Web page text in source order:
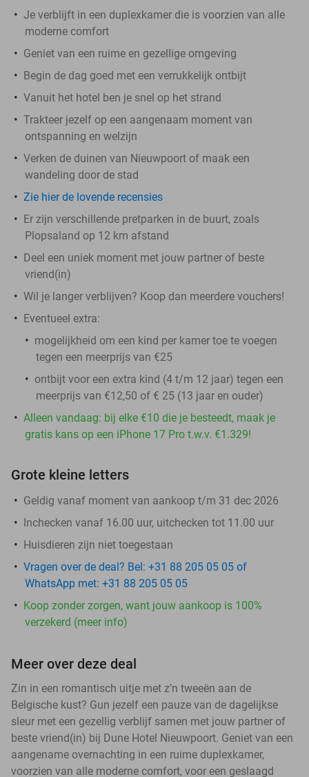
Je verblijft in een duplexkamer die is voorzien van alle
moderne comfort
Geniet van een ruime en gezellige omgeving
Begin de dag goed met een verrukkelijk ontbijt
Vanuit het hotel ben je snel op het strand
Trakteer jezelf op een aangenaam moment van
ontspanning en welzijn
Verken de duinen van Nieuwpoort of maak een
wandeling door de stad
Zie hier de lovende recensies
Er zijn verschillende pretparken in de buurt, zoals
Plopsaland op 12 km afstand
Deel een uniek moment met jouw partner of beste
vriend(in)
Wil je langer verblijven? Koop dan meerdere vouchers!
Eventueel extra:
mogelijkheid om een kind per kamer toe te voegen
tegen een meerprijs van €25
ontbijt voor een extra kind (4 t/m 12 jaar) tegen een
meerprijs van €12,50 of € 25 (13 jaar en ouder)
Alleen vandaag: bij elke €10 die je besteedt, maak je
gratis kans op een iPhone 17 Pro t.w.v. €1.329!
Grote kleine letters
Geldig vanaf moment van aankoop t/m 31 dec 2026
Inchecken vanaf 16.00 uur, uitchecken tot 11.00 uur
Huisdieren zijn niet toegestaan
Vragen over de deal? Bel: +31 88 205 05 05 of
WhatsApp met: +31 88 205 05 05
Koop zonder zorgen, want jouw aankoop is 100%
verzekerd (meer info)
Meer over deze deal
Zin in een romantisch uitje met z’n tweeën aan de
Belgische kust? Gun jezelf een pauze van de dagelijkse
sleur met een gezellig verblijf samen met jouw partner of
beste vriend(in) bij Dune Hotel Nieuwpoort. Geniet van een
aangename overnachting in een ruime duplexkamer,
voorzien van alle moderne comfort, voor een geslaagd